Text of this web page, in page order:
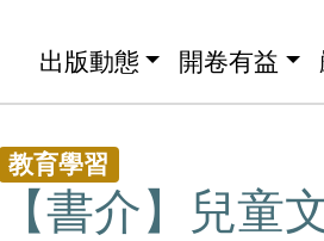
出版動態 開卷有益
教育學習
【書介】兒童